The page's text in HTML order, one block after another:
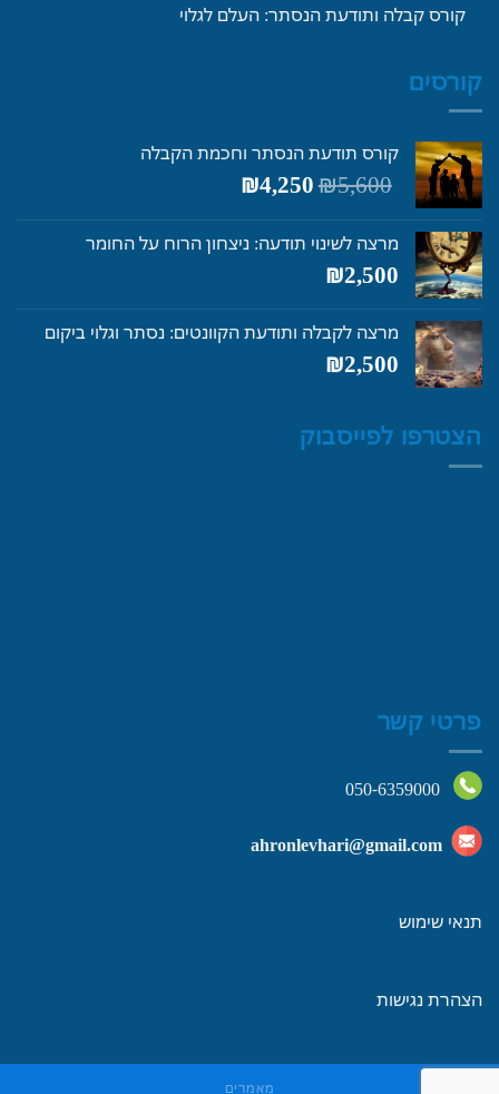
קורס קבלה ותודעת הנסתר: העלם לגלוי
קורסים
קורס תודעת הנסתר וחכמת הקבלה
₪5,600
המחיר
המקורי
₪5,600.
₪4,250
₪4,250.
מרצה לשינוי תודעה: ניצחון הרוח על החומר
₪2,500
מרצה לקבלה ותודעת הקוונטים: נסתר וגלוי ביקום
₪2,500
הצטרפו לפייסבוק
פרטי קשר
050-6359000
ahronlevhari@gmail.com
תנאי שימוש
הצהרת נגישות
מאמרים